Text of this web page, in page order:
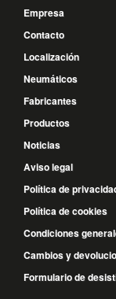
Empresa
Contacto
Localización
Neumáticos
Fabricantes
Productos
Noticias
Aviso legal
Política de
Política de cookies
Condiciones
Cambios y
Formulario de